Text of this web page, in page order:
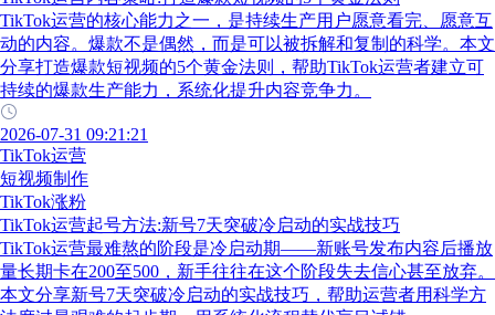
TikTok运营的核心能力之一，是持续生产用户愿意看完、愿意互
动的内容。爆款不是偶然，而是可以被拆解和复制的科学。本文
分享打造爆款短视频的5个黄金法则，帮助TikTok运营者建立可
持续的爆款生产能力，系统化提升内容竞争力。
2026-07-31 09:21:21
TikTok运营
短视频制作
TikTok涨粉
TikTok运营起号方法:新号7天突破冷启动的实战技巧
TikTok运营最难熬的阶段是冷启动期——新账号发布内容后播放
量长期卡在200至500，新手往往在这个阶段失去信心甚至放弃。
本文分享新号7天突破冷启动的实战技巧，帮助运营者用科学方